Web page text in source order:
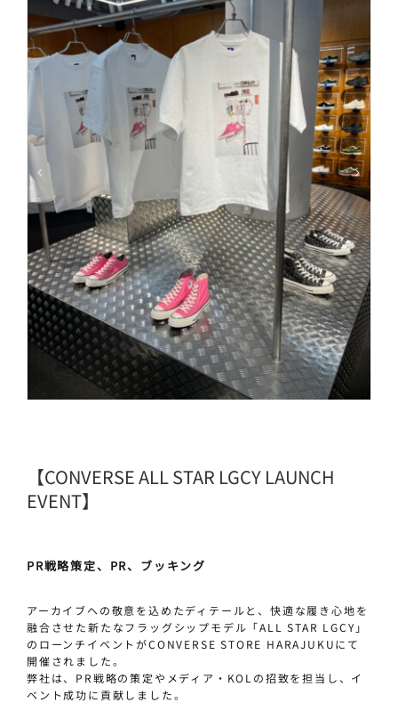
【CONVERSE ALL STAR LGCY LAUNCH
EVENT】
PR戦略策定、PR、ブッキング
アーカイブへの敬意を込めたディテールと、快適な履き心地を
融合させた新たなフラッグシップモデル「ALL STAR LGCY」
のローンチイベントがCONVERSE STORE HARAJUKUにて
開催されました。
弊社は、PR戦略の策定やメディア・KOLの招致を担当し、イ
ベント成功に貢献しました。